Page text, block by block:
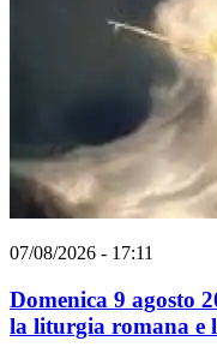
07/08/2026 - 17:11
Domenica 9 agosto
la liturgia romana e